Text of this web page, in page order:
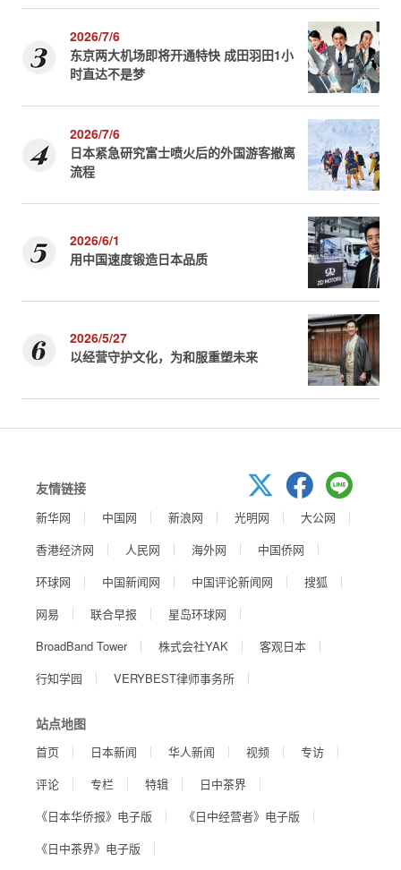
2026/7/6
东京两大机场即将开通特快 成田羽田1小
时直达不是梦
2026/7/6
日本紧急研究富士喷火后的外国游客撤离
流程
2026/6/1
用中国速度锻造日本品质
2026/5/27
以经营守护文化，为和服重塑未来
友情链接
新华网 中国网 新浪网 光明网
大公网
香港经济网
人民网 海外网
中国侨网
环球网
中国新闻网 中国评论新闻网
搜狐
网易
联合早报
星岛环球网
BroadBand Tower
株式会社YAK
客观日本
行知学园
VERYBEST律师事务所
站点地图
首页 日本新闻 华人新闻 视频
专访
评论
专栏 特辑
日中茶界
《日本华侨报》电子版
《日中经营者》电子版
《日中茶界》电子版